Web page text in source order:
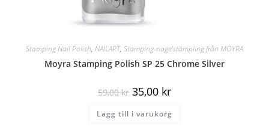
Stamping Nail Polish, NAILART, Stamping-nagelstämpling från MOYRA
Moyra Stamping Polish SP 25 Chrome Silver
59,00kr 35,00 kr
Lägg till i varukorg